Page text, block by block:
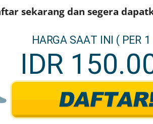
sekarang dan segera